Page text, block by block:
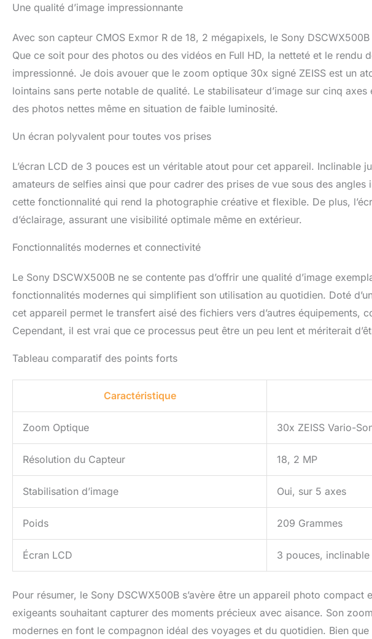
Une qualité d’image impressionnante
Avec son capteur CMOS Exmor R de 18, 2 mégapixels, le Sony
Que ce soit pour des photos ou des vidéos en Full HD, la netteté et le rendu
impressionné. Je dois avouer que le zoom optique 30x signé ZEISS est un
lointains sans perte notable de qualité. Le stabilisateur d’image sur cinq
des photos nettes même en situation de faible luminosité.
Un écran polyvalent pour toutes vos prises
L’écran LCD de 3 pouces est un véritable atout pour cet appareil. Inclinable
amateurs de selfies ainsi que pour cadrer des prises de vue sous des angles
cette fonctionnalité qui rend la photographie créative et flexible. De plus,
d’éclairage, assurant une visibilité optimale même en extérieur.
Fonctionnalités modernes et connectivité
Le Sony DSCWX500B ne se contente pas d’offrir une qualité d’image
fonctionnalités modernes qui simplifient son utilisation au quotidien. Doté
cet appareil permet le transfert aisé des fichiers vers d’autres équipements,
Cependant, il est vrai que ce processus peut être un peu lent et mériterait
Tableau comparatif des points forts
Caractéristique
Zoom Optique 30x ZEISS Vario-
Résolution du Capteur 18, 2 MP
Stabilisation d’image Oui, sur 5 axes
Poids 209 Grammes
Écran LCD 3 pouces, inclinable
Pour résumer, le Sony DSCWX500B s’avère être un appareil photo
exigeants souhaitant capturer des moments précieux avec aisance. Son
modernes en font le compagnon idéal des voyages et du quotidien. Bien